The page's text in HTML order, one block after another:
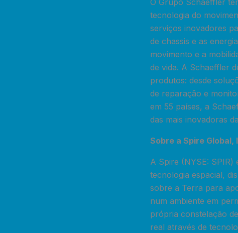
O Grupo Schaeffler
tecnologia do
serviços inovadores
de chassis e as
movimento e a
de vida. A Schaeffler
produtos: desde
de reparação e
em 55 países, a
das mais inovadoras
Sobre a Spire Global,
A Spire (NYSE:
tecnologia espacial,
sobre a Terra para
num ambiente em
própria constelação
real através de